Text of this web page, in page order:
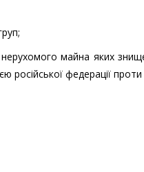
майна яких
російської федерації